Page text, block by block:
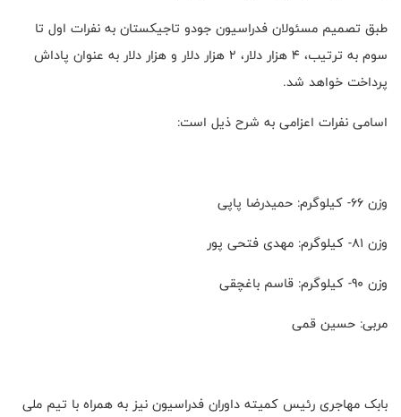
طبق تصمیم مسئولان فدراسیون جودو تاجیکستان به نفرات اول تا
سوم به ترتیب، ۴ هزار دلار، ۲ هزار دلار و هزار دلار به عنوان پاداش
پرداخت خواهد شد.
اسامی نفرات اعزامی به شرح ذیل است:
وزن 66- کیلوگرم: حمیدرضا پاپی
وزن 81- کیلوگرم: مهدی فتحی پور
وزن 90- کیلوگرم: قاسم باغچقی
مربی: حسین قمی
بابک مهاجری رئیس کمیته داوران فدراسیون نیز به همراه با تیم ملی